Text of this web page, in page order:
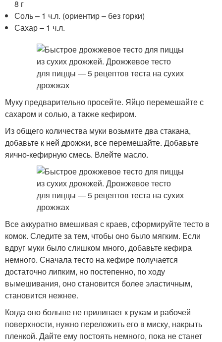
8 г
Соль – 1 ч.л. (ориентир – без горки)
Сахар – 1 ч.л.
Муку предварительно просейте. Яйцо перемешайте с
сахаром и солью, а также кефиром.
Из общего количества муки возьмите два стакана,
добавьте к ней дрожжи, все перемешайте. Добавьте
яично-кефирную смесь. Влейте масло.
Все аккуратно вмешивая с краев, сформируйте тесто в
комок. Следите за тем, чтобы оно было мягким. Если
вдруг муки было слишком много, добавьте кефира
немного. Сначала тесто на кефире получается
достаточно липким, но постепенно, по ходу
вымешивания, оно становится более эластичным,
становится нежнее.
Когда оно больше не прилипает к рукам и рабочей
поверхности, нужно переложить его в миску, накрыть
пленкой. Дайте ему постоять немного, пока не станет